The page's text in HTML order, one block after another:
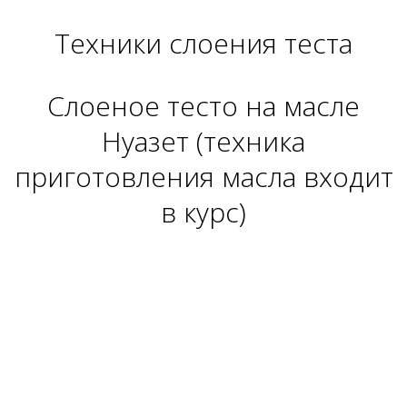
Техники слоения теста
Слоеное тесто на масле
Нуазет (техника
приготовления масла входит
в курс)